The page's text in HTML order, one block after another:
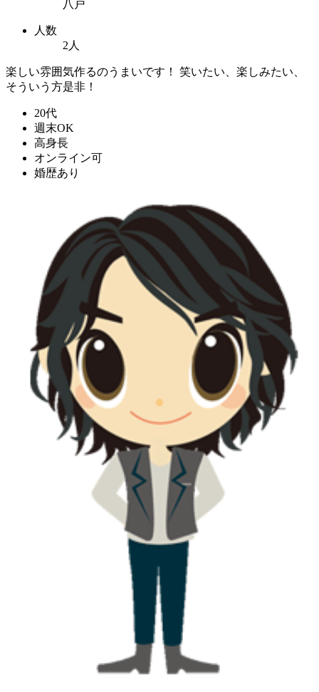
八戸
人数
2人
楽しい雰囲気作るのうまいです！ 笑いたい、楽しみたい、
そういう方是非！
20代
週末OK
高身長
オンライン可
婚歴あり